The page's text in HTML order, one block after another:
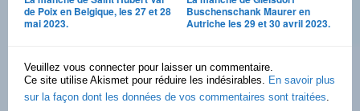
de Poix en Belgique, les 27 et 28
mai 2023.
Buschenschank Maurer en
Autriche les 29 et 30 avril 2023.
Veuillez vous connecter pour laisser un commentaire.
Ce site utilise Akismet pour réduire les indésirables.
En savoir plus
sur la façon dont les données de vos commentaires sont traitées